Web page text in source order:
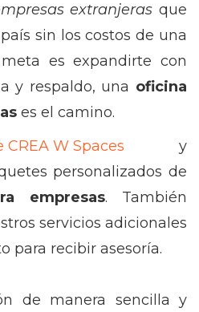
extranjeras que
sin los costos de una
es expandirte con
y respaldo, una oficina
es el camino.
W Spaces
y
personalizados de
empresas. También
servicios adicionales
para recibir asesoría.
de manera sencilla y